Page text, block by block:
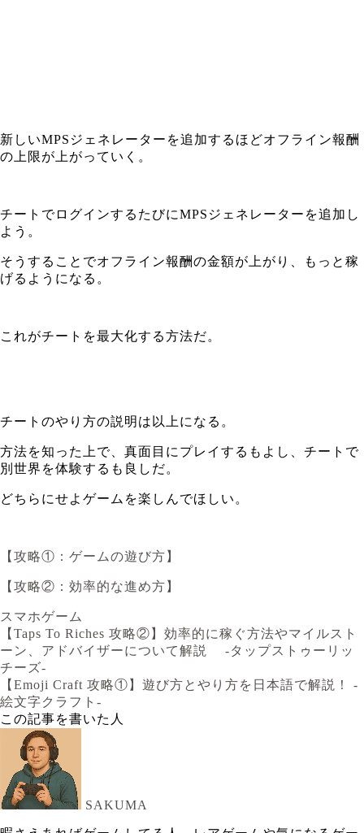
新しいMPSジェネレーターを追加するほどオフライン報酬
の上限が上がっていく。
チートでログインするたびにMPSジェネレーターを追加し
よう。
そうすることでオフライン報酬の金額が上がり、もっと稼
げるようになる。
これがチートを最大化する方法だ。
チートのやり方の説明は以上になる。
方法を知った上で、真面目にプレイするもよし、チートで
別世界を体験するも良しだ。
どちらにせよゲームを楽しんでほしい。
【攻略①：ゲームの遊び方】
【攻略②：効率的な進め方】
スマホゲーム
【Taps To Riches 攻略②】効率的に稼ぐ方法やマイルスト
ーン、アドバイザーについて解説 -タップストゥーリッ
チーズ-
【Emoji Craft 攻略①】遊び方とやり方を日本語で解説！ -
絵文字クラフト-
この記事を書いた人
SAKUMA